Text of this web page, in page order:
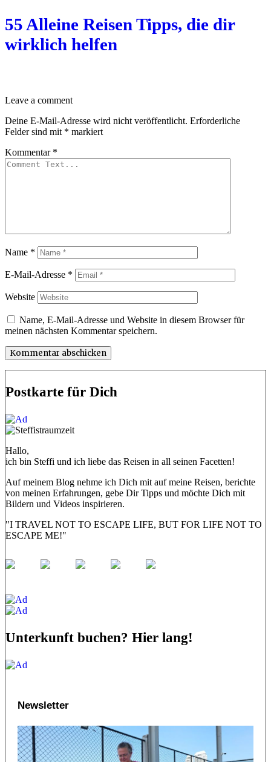
55 Alleine Reisen Tipps, die dir
wirklich helfen
Leave a comment
Deine E-Mail-Adresse wird nicht veröffentlicht. Erforderliche
Felder sind mit * markiert
Kommentar *
Name *
E-Mail-Adresse *
Website
Name, E-Mail-Adresse und Website in diesem Browser für
meinen nächsten Kommentar speichern.
Postkarte für Dich
Hallo,
ich bin Steffi und ich liebe das Reisen in all seinen Facetten!
Auf meinem Blog nehme ich Dich mit auf meine Reisen, berichte
von meinen Erfahrungen, gebe Dir Tipps und möchte Dich mit
Bildern und Videos inspirieren.
"I TRAVEL NOT TO ESCAPE LIFE, BUT FOR LIFE NOT TO
ESCAPE ME!"
Unterkunft buchen? Hier lang!
Newsletter